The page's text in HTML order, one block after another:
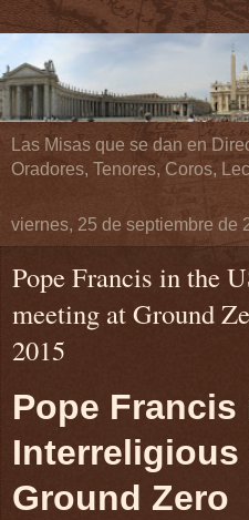
Las Misas que se dan en
Oradores, Tenores, Coros,
viernes, 25 de septiembre de
Pope Francis in the
meeting at Ground
2015
Pope Francis
Interreligious
Ground Zero